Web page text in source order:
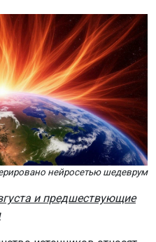
нейросетью шедеврум
и предшествующие
источников относят
спокойной
ли заметными.